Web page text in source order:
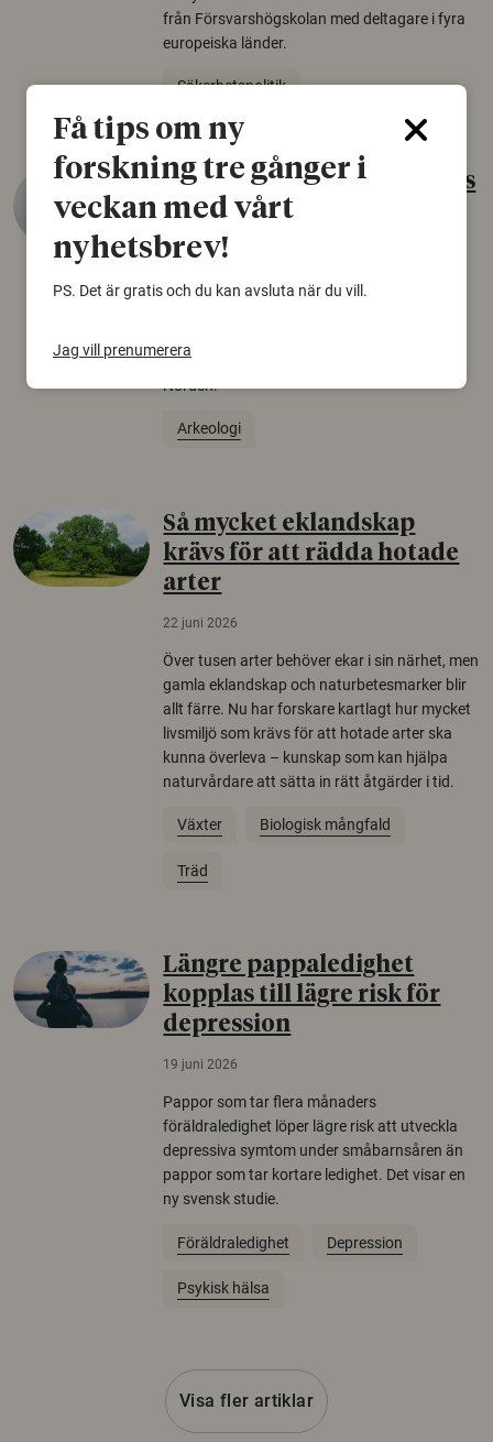
från Försvarshögskolan med deltagare i fyra
europeiska länder.
Säkerhetspolitik
Gammalt skinn var Sveriges
äldsta sko
22 juni 2026
Det som arkeologer länge trodde var en
skomode och beskrivs som mycket ovanligt i
Norden.
Arkeologi
Så mycket eklandskap
krävs för att rädda hotade
arter
22 juni 2026
Över tusen arter behöver ekar i sin närhet, men
gamla eklandskap och naturbetesmarker blir
allt färre. Nu har forskare kartlagt hur mycket
livsmiljö som krävs för att hotade arter ska
kunna överleva – kunskap som kan hjälpa
naturvårdare att sätta in rätt åtgärder i tid.
Växter Biologisk mångfald
Träd
Längre pappaledighet
kopplas till lägre risk för
depression
19 juni 2026
Pappor som tar flera månaders
föräldraledighet löper lägre risk att utveckla
depressiva symtom under småbarnsåren än
pappor som tar kortare ledighet. Det visar en
ny svensk studie.
Föräldraledighet Depression
Psykisk hälsa
Visa fler artiklar
Få tips om ny
forskning tre gånger i
veckan med vårt
nyhetsbrev!
PS. Det är gratis och du kan avsluta när du vill.
Jag vill prenumerera